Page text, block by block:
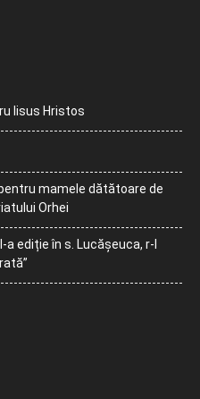
Iisus Hristos
mamele dătătoare de
Orhei
ediție în s. Lucășeuca, r-l